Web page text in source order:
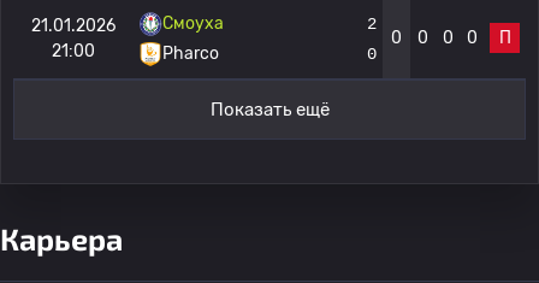
21.01.2026
21:00
Смоуха
Pharco
2
0
0 0 0 0 П
Показать ещё
Карьера